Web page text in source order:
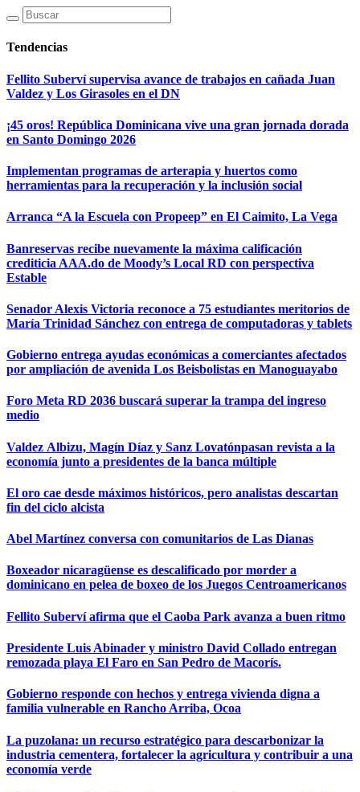
Tendencias
Fellito Suberví supervisa avance de trabajos en cañada Juan
Valdez y Los Girasoles en el DN
¡45 oros! República Dominicana vive una gran jornada dorada
en Santo Domingo 2026
Implementan programas de arterapia y huertos como
herramientas para la recuperación y la inclusión social
Arranca “A la Escuela con Propeep” en El Caimito, La Vega
Banreservas recibe nuevamente la máxima calificación
crediticia AAA.do de Moody’s Local RD con perspectiva
Estable
Senador Alexis Victoria reconoce a 75 estudiantes meritorios de
María Trinidad Sánchez con entrega de computadoras y tablets
Gobierno entrega ayudas económicas a comerciantes afectados
por ampliación de avenida Los Beisbolistas en Manoguayabo
Foro Meta RD 2036 buscará superar la trampa del ingreso
medio
Valdez Albizu, Magín Díaz y Sanz Lovatónpasan revista a la
economía junto a presidentes de la banca múltiple
El oro cae desde máximos históricos, pero analistas descartan
fin del ciclo alcista
Abel Martínez conversa con comunitarios de Las Dianas
Boxeador nicaragüense es descalificado por morder a
dominicano en pelea de boxeo de los Juegos Centroamericanos
Fellito Suberví afirma que el Caoba Park avanza a buen ritmo
Presidente Luis Abinader y ministro David Collado entregan
remozada playa El Faro en San Pedro de Macorís.
Gobierno responde con hechos y entrega vivienda digna a
familia vulnerable en Rancho Arriba, Ocoa
La puzolana: un recurso estratégico para descarbonizar la
industria cementera, fortalecer la agricultura y contribuir a una
economía verde